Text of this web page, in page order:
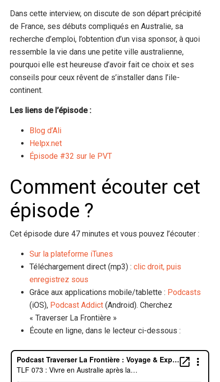
Dans cette interview, on discute de son départ précipité
de France, ses débuts compliqués en Australie, sa
recherche d’emploi, l’obtention d’un visa sponsor, à quoi
ressemble la vie dans une petite ville australienne,
pourquoi elle est heureuse d’avoir fait ce choix et ses
conseils pour ceux rêvent de s’installer dans l’ile-
continent.
Les liens de l’épisode :
Blog d’Ali
Helpx.net
Épisode #32 sur le PVT
Comment écouter cet
épisode ?
Cet épisode dure 47 minutes et vous pouvez l’écouter :
Sur la plateforme iTunes
Téléchargement direct (mp3) : clic droit, puis
enregistrez sous
Grâce aux applications mobile/tablette : Podcasts
(iOS), Podcast Addict (Android). Cherchez
« Traverser La Frontière »
Écoute en ligne, dans le lecteur ci-dessous :